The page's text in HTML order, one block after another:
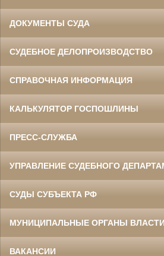
ДОКУМЕНТЫ СУДА
СУДЕБНОЕ ДЕЛОПРОИЗВОДСТВО
СПРАВОЧНАЯ ИНФОРМАЦИЯ
КАЛЬКУЛЯТОР ГОСПОШЛИНЫ
ПРЕСС-СЛУЖБА
УПРАВЛЕНИЕ СУДЕБНОГО
СУДЫ СУБЪЕКТА РФ
МУНИЦИПАЛЬНЫЕ ОРГАНЫ ВЛАСТИ
ВАКАНСИИ